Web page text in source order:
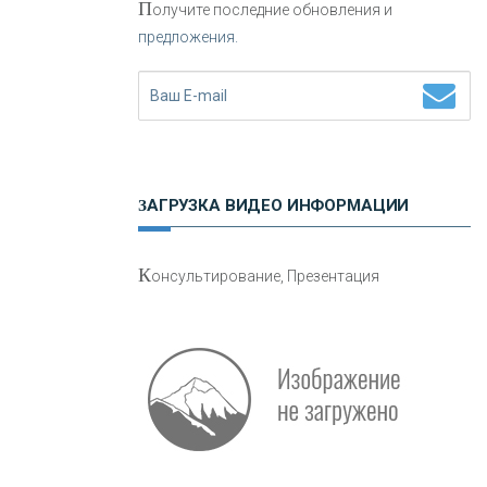
Нетворкинг для предпринимателей
авто
Получите последние обновления и
предложения.
ЗАГРУЗКА ВИДЕО ИНФОРМАЦИИ
Консультирование, Презентация